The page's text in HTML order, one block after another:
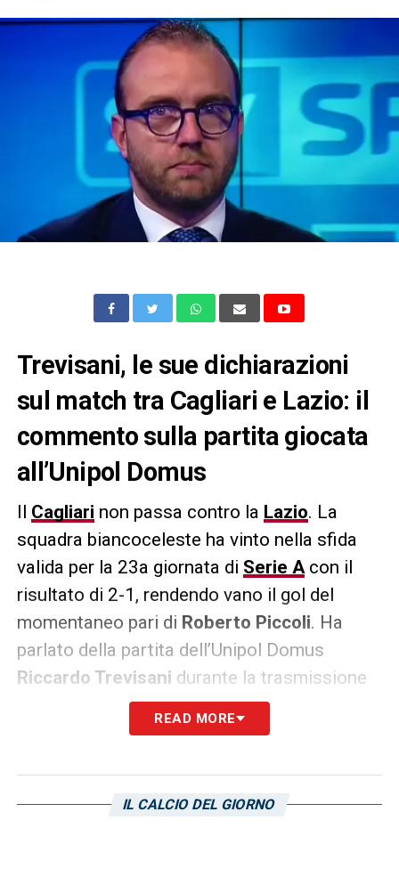
Trevisani, le sue dichiarazioni
sul match tra Cagliari e Lazio: il
commento sulla partita giocata
all’Unipol Domus
Il Cagliari non passa contro la Lazio. La
squadra biancoceleste ha vinto nella sfida
valida per la 23a giornata di Serie Acon il
risultato di 2-1, rendendo vano il gol del
momentaneo pari di Roberto Piccoli. Ha
parlato della partita dell’Unipol Domus
Riccardo Trevisani durante la trasmissione
web Fontana di Trevi, perCronache di
«Lazio? È veramente una squadra piacevole
da guardare, difficilmente ti annoi. La
READ MORE
IL CALCIO DEL GIORNO